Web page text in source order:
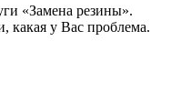
«Замена резины».
какая у Вас проблема.